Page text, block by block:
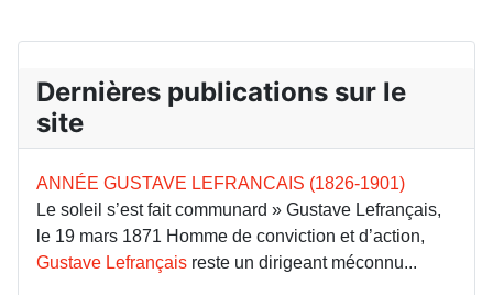
Dernières publications sur le
site
ANNÉE GUSTAVE LEFRANCAIS (1826-1901)
Le soleil s’est fait communard » Gustave Lefrançais,
le 19 mars 1871 Homme de conviction et d’action,
Gustave Lefrançais reste un dirigeant méconnu...